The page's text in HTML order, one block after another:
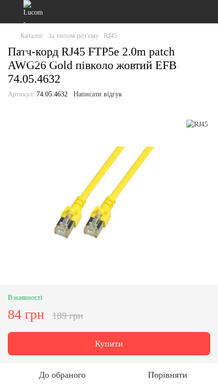
Каталог За типом роз'єму RJ45
Патч-корд RJ45 FTP5e 2.0m patch
AWG26 Gold півколо жовтий EFB
74.05.4632
Артикул: 74.05.4632 Написати відгук
В наявності
84 грн 189 грн
Купити
До обраного Порівняти